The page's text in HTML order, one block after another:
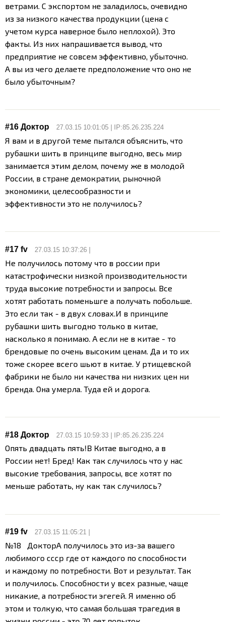
ветрами. С экспортом не заладилось, очевидно
из за низкого качества продукции (цена с
учетом курса наверное было неплохой). Это
факты. Из них напрашивается вывод, что
предприятие не совсем эффективно, убыточно.
А вы из чего делаете предположение что оно не
было убыточным?
#16 Доктор 27.03.15 10:01:05 | IP:85.26.235.224
Я вам и в другой теме пытался объяснить, что
рубашки шить в принципе выгодно, весь мир
занимается этим делом, почему же в молодой
России, в стране демократии, рыночной
экономики, целесообразности и
эффективности это не получилось?
#17 fv 27.03.15 10:37:26 |
Не получилось потому что в россии при
катастрофически низкой производительности
труда высокие потребности и запросы. Все
хотят работать поменьшге а получать побольше.
Это если так - в двух словах. И в принципе
рубашки шить выгодно только в китае,
насколько я понимаю. А если не в китае - то
брендовые по очень высоким ценам. Да и то их
тоже скорее всего шьют в китае. У ртищевской
фабрики не было ни качества ни низких цен ни
бренда. Она умерла. Туда ей и дорога.
#18 Доктор 27.03.15 10:59:33 | IP:85.26.235.224
Опять двадцать пять!В Китае выгодно, а в
России нет! Бред! Как так случилось что у нас
высокие требования, запросы, все хотят по
меньше работать, ну как так случилось?
#19 fv 27.03.15 11:05:21 |
№18 ДокторА получилось это из-за вашего
любимого ссср где от каждого по способности
и каждому по потребности. Вот и результат. Так
и получилось. Способности у всех разные, чаще
никакие, а потребности эгегей. Я именно об
этом и толкую, что самая большая трагедия в